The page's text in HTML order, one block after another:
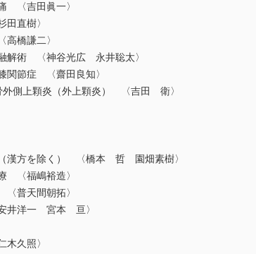
〈吉田眞一〉
直樹〉
橋謙二〉
解術 〈神谷光広 永井聡太〉
節症 〈齋田良知〉
側上顆炎（外上顆炎） 〈吉田 衛〉
漢方を除く） 〈橋本 哲 園畑素樹〉
〈福嶋裕造〉
普天間朝拓〉
洋一 宮本 亘〉
久照〉